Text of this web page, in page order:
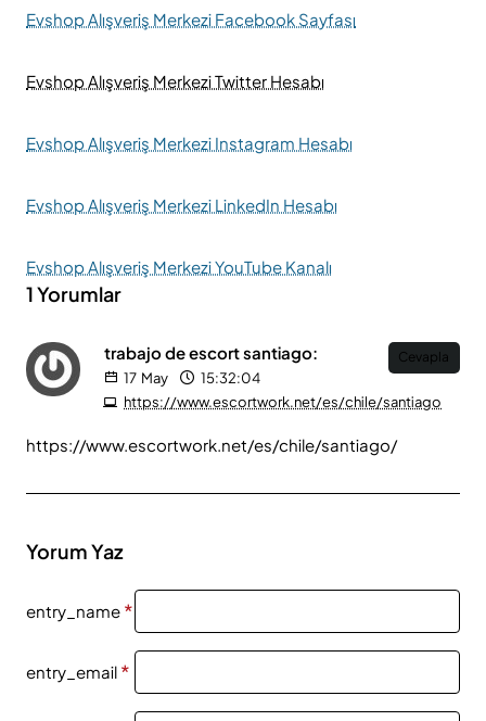
Evshop Alışveriş Merkezi Facebook Sayfası
Evshop Alışveriş Merkezi Twitter Hesabı
Evshop Alışveriş Merkezi Instagram Hesabı
Evshop Alışveriş Merkezi LinkedIn Hesabı
Evshop Alışveriş Merkezi YouTube Kanalı
1 Yorumlar
trabajo de escort santiago:
17 May
15:32:04
https://www.escortwork.net/es/chile/santiago
Cevapla
https://www.escortwork.net/es/chile/santiago/
Yorum Yaz
entry_name
entry_email